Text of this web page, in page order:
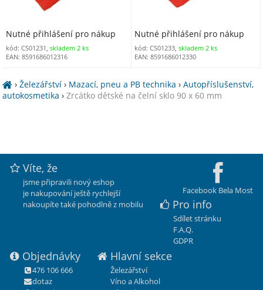
Nutné přihlášení pro nákup
kód: CS01231, skladem 2 ks
EAN: 8591686012316
Nutné přihlášení pro nákup
kód: CS01233,skladem 2 ks
EAN: 8591686012330
›Železářství › Mazací, pneu a PB technika ›Autopříslušenství,
autokosmetika ›Zrcátko dětské na čelní sklo 90 x 60 mm
Facebook Bela Most
Víte, že
jsme připravili nový eshop
je nakupování ještě rychlejší
nakoupíte také pohodlně z mobilu
Pro info
Sdílet stránku
F.A.Q.
GDPR
Objednávky
476 106 666
dotaz
Hlavní sekce
Železářství
Víno a Alkohol